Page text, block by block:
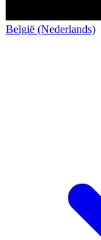
België (Nederlands)